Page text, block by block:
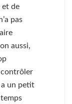
et de
pas
aussi,
a un petit